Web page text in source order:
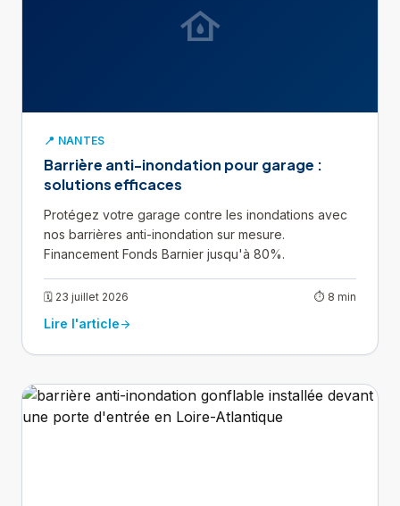
water_damage
📍 NANTES
Barrière anti-inondation pour garage :
solutions efficaces
Protégez votre garage contre les inondations avec
nos barrières anti-inondation sur mesure.
Financement Fonds Barnier jusqu'à 80%.
🗓 23 juillet 2026 ⏱ 8 min
Lire l'articlearrow_forward